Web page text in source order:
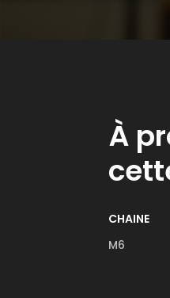
À
CHAINE
M6